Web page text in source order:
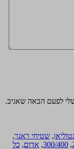
לפעם הבאה שאגיב.
, שטיחי ראנר,
,
300/400
, אדום, כל